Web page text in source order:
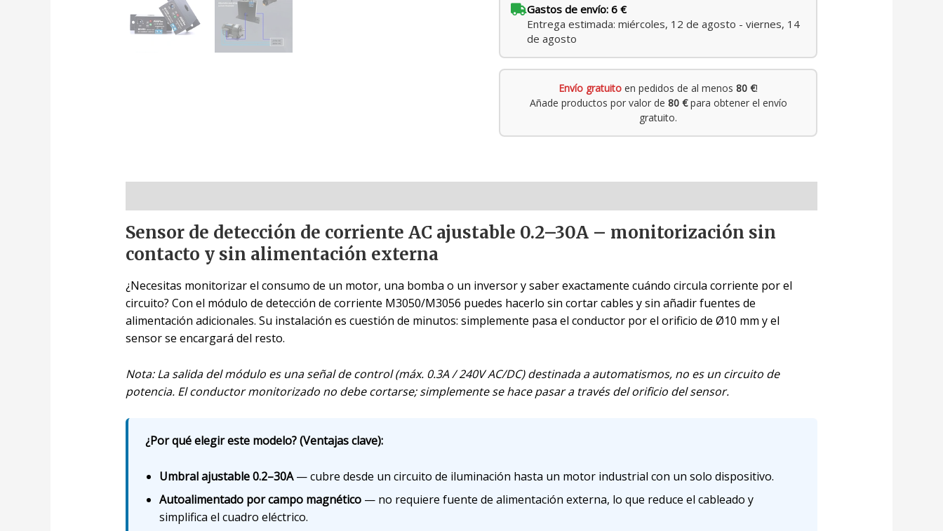
Gastos de envío: 6 €
Entrega estimada: miércoles, 12 de agosto - viernes, 14
de agosto
Envío gratuito en pedidos de al menos80 €!
Añade productos por valor de 80 €para obtener el envío
gratuito.
Sensor de detección de corriente AC ajustable 0.2–30A – monitorización sin
contacto y sin alimentación externa
¿Necesitas monitorizar el consumo de un motor, una bomba o un inversor y saber exactamente cuándo circula corriente por el
circuito? Con el módulo de detección de corriente M3050/M3056 puedes hacerlo sin cortar cables y sin añadir fuentes de
alimentación adicionales. Su instalación es cuestión de minutos: simplemente pasa el conductor por el orificio de Ø10 mm y el
sensor se encargará del resto.
Nota: La salida del módulo es una señal de control (máx. 0.3A / 240V AC/DC) destinada a automatismos, no es un circuito de
potencia. El conductor monitorizado no debe cortarse; simplemente se hace pasar a través del orificio del sensor.
¿Por qué elegir este modelo? (Ventajas clave):
Umbral ajustable 0.2–30A— cubre desde un circuito de iluminación hasta un motor industrial con un solo dispositivo.
Autoalimentado por campo magnético— no requiere fuente de alimentación externa, lo que reduce el cableado y
simplifica el cuadro eléctrico.